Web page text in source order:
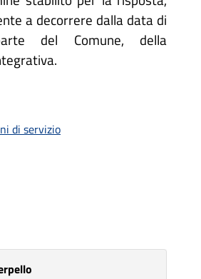
a decorrere dalla data di
del Comune, della
di servizio